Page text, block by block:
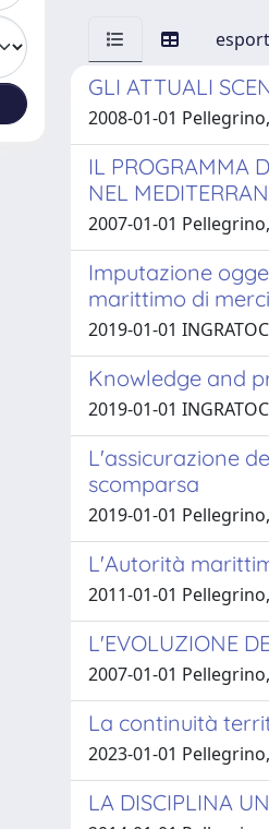
GLI ATTUALI
2008-01-01
IL PROGRAMMA
NEL
2007-01-01
Imputazione
marittimo di
2019-01-01
Knowledge and
2019-01-01
L'assicurazione
scomparsa
2019-01-01
L'Autorità
2011-01-01
L'EVOLUZIONE
2007-01-01
La continuità
2023-01-01
LA DISCIPLINA